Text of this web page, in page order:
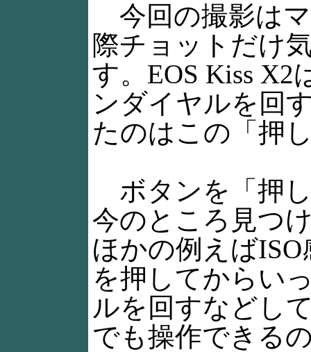
今回の撮影は
際チョットだけ
す。EOS Kiss
ンダイヤルを回
たのはこの「押
ボタンを「押
今のところ見つ
ほかの例えば
を押してからい
ルを回すなどし
でも操作できる